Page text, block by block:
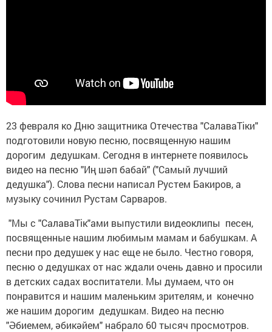
23 февраля ко Дню защитника Отечества "СалаваТіки"
подготовили новую песню, посвященную нашим
дорогим дедушкам. Сегодня в интернете появилось
видео на песню "Иң шәп бабай" ("Самый лучший
дедушка"). Слова песни написал Рустем Бакиров, а
музыку сочинил Рустам Сарваров.
"Мы с "СалаваТік"ами выпустили видеоклипы песен,
посвященные нашим любимым мамам и бабушкам. А
песни про дедушек у нас еще не было. Честно говоря,
песню о дедушках от нас ждали очень давно и просили
в детских садах воспитатели. Мы думаем, что он
понравится и нашим маленьким зрителям, и конечно
же нашим дорогим дедушкам. Видео на песню
"Әбиемем, әбикәйем" набрало 60 тысяч просмотров.